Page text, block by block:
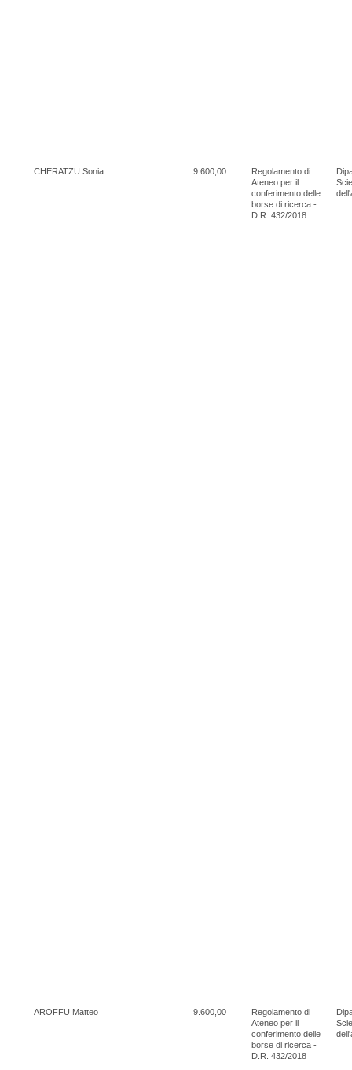
CHERATZU Sonia 9.600,00
Regolamento di
Ateneo per il
conferimento delle
borse di ricerca -
D.R. 432/2018
AROFFU Matteo 9.600,00
Regolamento di
Ateneo per il
conferimento delle
borse di ricerca -
D.R. 432/2018